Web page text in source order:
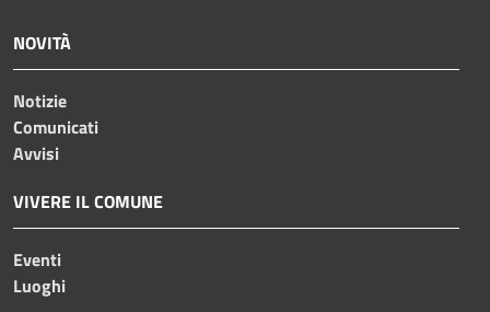
NOVITÀ
Notizie
Comunicati
Avvisi
VIVERE IL COMUNE
Eventi
Luoghi